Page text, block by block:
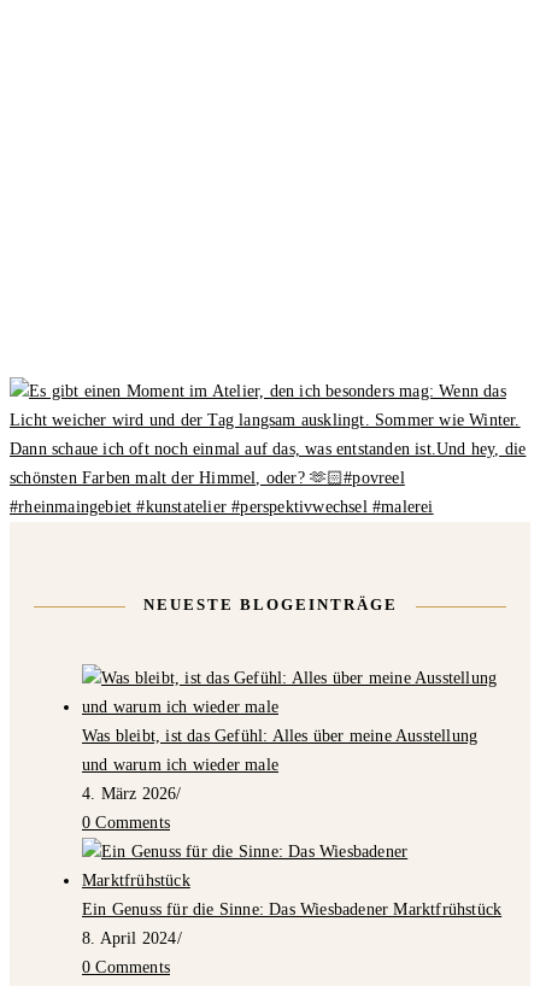
NEUESTE BLOGEINTRÄGE
Was bleibt, ist das Gefühl: Alles über meine Ausstellung
und warum ich wieder male
4. März 2026/
0 Comments
Ein Genuss für die Sinne: Das Wiesbadener Marktfrühstück
8. April 2024/
0 Comments